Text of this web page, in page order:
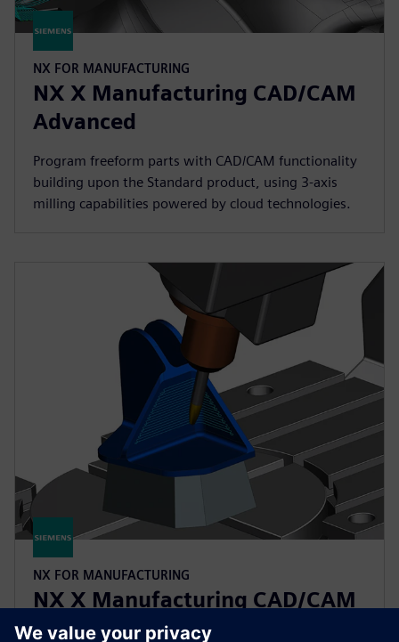
NX FOR MANUFACTURING
NX X Manufacturing CAD/CAM
Advanced
Program freeform parts with CAD/CAM functionality
building upon the Standard product, using 3-axis
milling capabilities powered by cloud technologies.
NX FOR MANUFACTURING
NX X Manufacturing CAD/CAM
Premium